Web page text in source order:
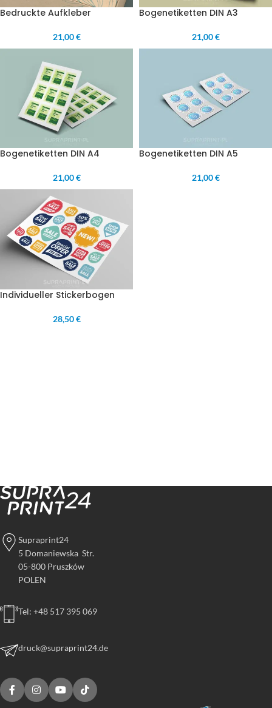
Bedruckte Aufkleber
21,00 €
Bogenetiketten DIN A3
21,00 €
Bogenetiketten DIN A4
21,00 €
Bogenetiketten DIN A5
21,00 €
Individueller Stickerbogen
28,50 €
Supraprint24
5 Domaniewska Str.
05-800 Pruszków
POLEN
Tel: +48 517 395 069
druck@supraprint24.de